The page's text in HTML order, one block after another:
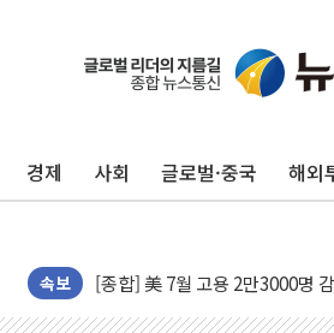
경제 사회 글로벌·중국 해외
속보
유럽증시, 美 고용 예상 밖 부진
미 연준 매파 기세 꺾이나…고용